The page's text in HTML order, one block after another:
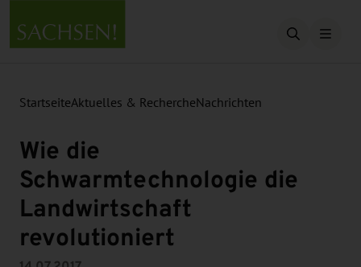
Suche
StartseiteAktuelles & RechercheNachrichten
Wie die
Schwarmtechnologie die
Landwirtschaft
revolutioniert